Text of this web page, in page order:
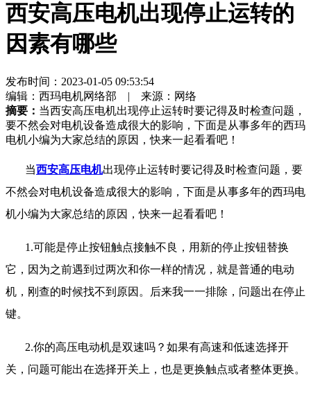
西安高压电机出现停止运转的
因素有哪些
发布时间： 2023-01-05 09:53:54
编辑：西玛电机网络部 | 来源：网络
摘要： 当西安高压电机出现停止运转时要记得及时检查问题，
要不然会对电机设备造成很大的影响，下面是从事多年的西玛
电机小编为大家总结的原因，快来一起看看吧！
当西安高压电机出现停止运转时要记得及时检查问题，要
不然会对电机设备造成很大的影响，下面是从事多年的西玛电
机小编为大家总结的原因，快来一起看看吧！
1.可能是停止按钮触点接触不良，用新的停止按钮替换
它，因为之前遇到过两次和你一样的情况，就是普通的电动
机，刚查的时候找不到原因。后来我一一排除，问题出在停止
键。
2.你的高压电动机是双速吗？如果有高速和低速选择开
关，问题可能出在选择开关上，也是更换触点或者整体更换。